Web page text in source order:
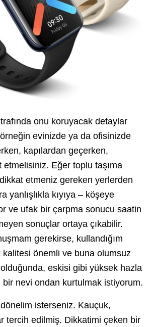
onu koruyacak detaylar
örneğin evinizde ya da ofisinizde
kapılardan geçerken,
etmelisiniz. Eğer toplu taşıma
etmeniz gereken yerlerden
yanlışlıkla kıyıya – köşeye
ve ufak bir çarpma sonucu saatin
sonuçlar ortaya çıkabilir.
gerekirse, kullandığım
önemli ve buna olumsuz
eskisi gibi yüksek hazla
bir nevi ondan kurtulmak istiyorum.
isterseniz. Kauçuk,
tercih edilmiş. Dikkatimi çeken bir